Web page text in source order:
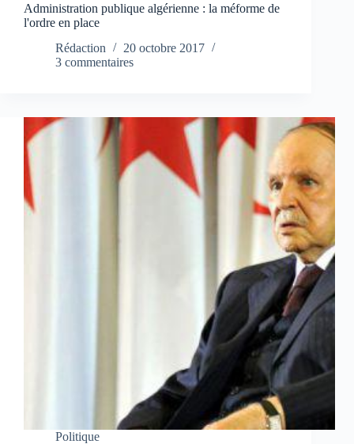
Administration publique algérienne : la méforme de
l'ordre en place
Rédaction
20 octobre 2017
3 commentaires
Politique